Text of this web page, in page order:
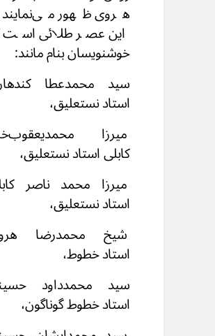
هروی ظهور می‌نمایند
این عصر طلائی است
خوشنویسان بنام مانند:
سید محمدعطا
استاد نستعلیق،
میرزا
کابلی استاد نستعلیق،
میرزا محمد ناصر
استاد نستعلیق،
شیخ محمدرضا
استاد خطوط،
سید محمدداود
استاد خطوط گوناگون،